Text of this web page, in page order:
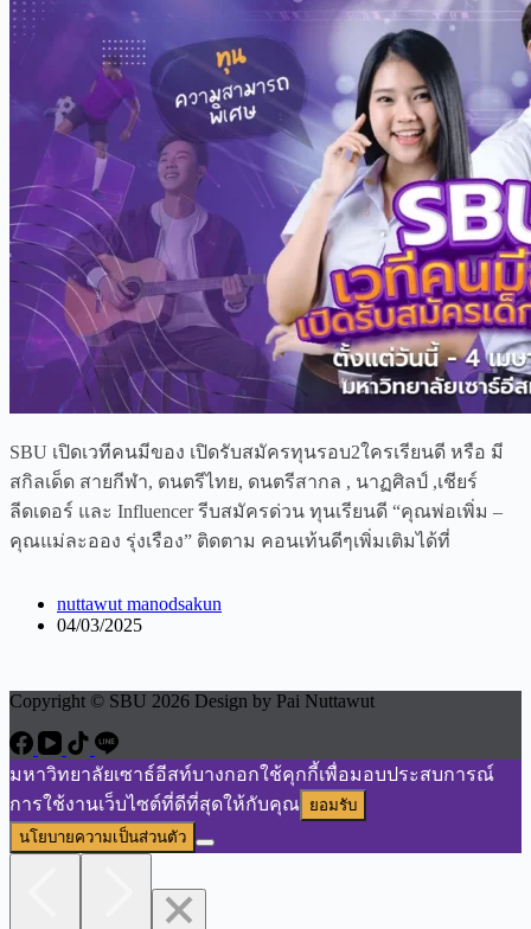
SBU เปิดเวทีคนมีของ เปิดรับสมัครทุนรอบ2ใครเรียนดี หรือ มี
สกิลเด็ด สายกีฬา, ดนตรีไทย, ดนตรีสากล , นาฏศิลป์ ,เชียร์
ลีดเดอร์ และ Influencer รีบสมัครด่วน ทุนเรียนดี “คุณพ่อเพิ่ม –
คุณแม่ละออง รุ่งเรือง” ติดตาม คอนเท้นดีๆเพิ่มเติมได้ที่
nuttawut manodsakun
04/03/2025
Copyright © SBU 2026 Design by Pai Nuttawut
มหาวิทยาลัยเซาธ์อีสท์บางกอกใช้คุกกี้เพื่อมอบประสบการณ์
การใช้งานเว็บไซต์ที่ดีที่สุดให้กับคุณ ยอมรับ
นโยบายความเป็นส่วนตัว